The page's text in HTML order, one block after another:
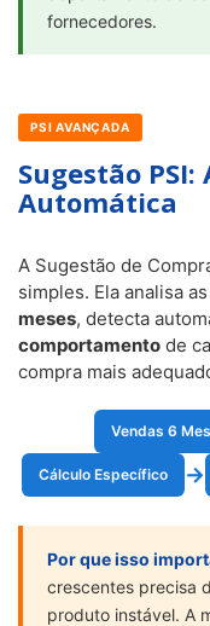
fornecedores.
PSI AVANÇADA
Sugestão
Automática
A Sugestão de
simples. Ela analisa as
meses, detecta
comportamento de
compra mais
Vendas 6
Cálculo Específico →
Por que isso
crescentes precisa
produto instável. A